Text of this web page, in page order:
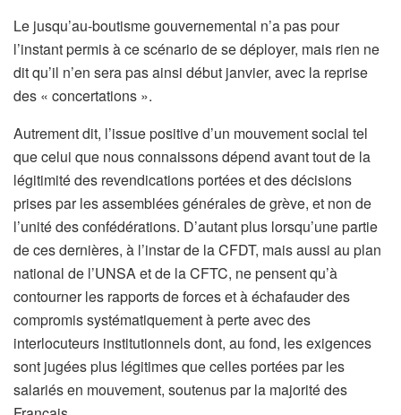
Le jusqu’au-boutisme gouvernemental n’a pas pour
l’instant permis à ce scénario de se déployer, mais rien ne
dit qu’il n’en sera pas ainsi début janvier, avec la reprise
des « concertations ».
Autrement dit, l’issue positive d’un mouvement social tel
que celui que nous connaissons dépend avant tout de la
légitimité des revendications portées et des décisions
prises par les assemblées générales de grève, et non de
l’unité des confédérations. D’autant plus lorsqu’une partie
de ces dernières, à l’instar de la CFDT, mais aussi au plan
national de l’UNSA et de la CFTC, ne pensent qu’à
contourner les rapports de forces et à échafauder des
compromis systématiquement à perte avec des
interlocuteurs institutionnels dont, au fond, les exigences
sont jugées plus légitimes que celles portées par les
salariés en mouvement, soutenus par la majorité des